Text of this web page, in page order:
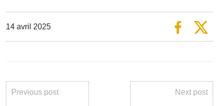
14 avril 2025
Previous post Next post